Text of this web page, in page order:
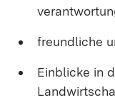
freundliche
Einblicke in